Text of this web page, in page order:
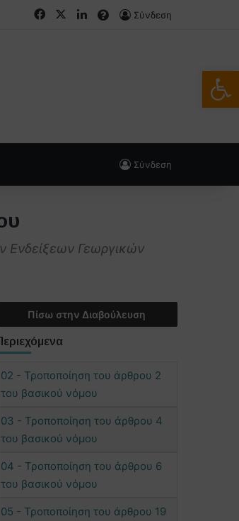
FacebookLinkedIn
FAQsΣύνδεση
Σύνδεση
Ενδείξεων Γεωργικών
Πίσω στην Διαβούλευση
02 - Τροποποίηση του άρθρου 2
του βασικού νόμου
03 - Τροποποίηση του άρθρου 4
του βασικού νόμου
04 - Τροποποίηση του άρθρου 6
του βασικού νόμου
05 - Τροποποίηση του άρθρου 19